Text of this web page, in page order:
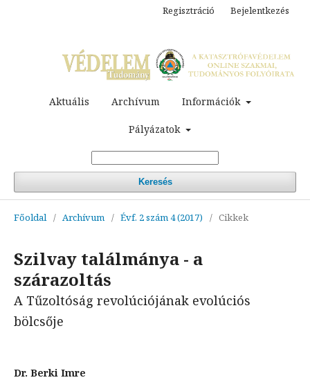
Aktuális Archívum Információk
Pályázatok
Keresés
Regisztráció Bejelentkezés
Főoldal / Archívum / Évf. 2 szám 4 (2017) / Cikkek
Szilvay találmánya - a
szárazoltás
A Tűzoltóság revolúciójának evolúciós
bölcsője
Dr. Berki Imre